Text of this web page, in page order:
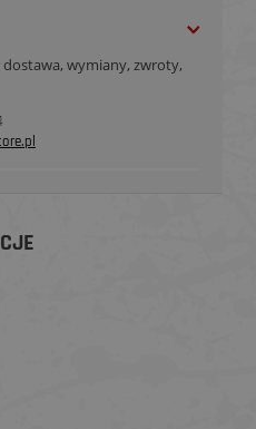
dostawa, wymiany, zwroty,